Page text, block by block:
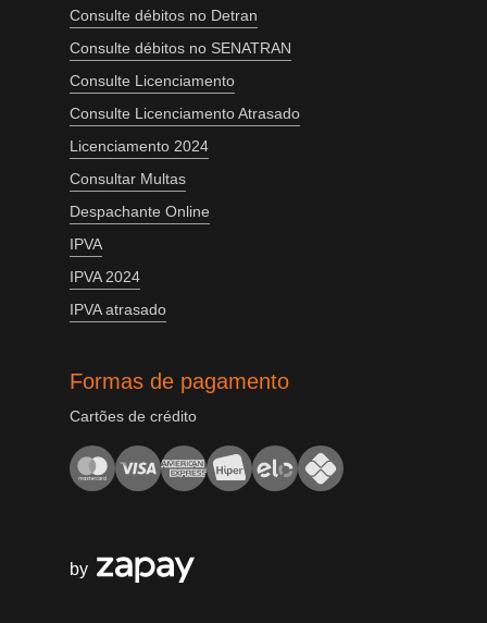
Consulte débitos no Detran
Consulte débitos no SENATRAN
Consulte Licenciamento
Consulte Licenciamento Atrasado
Licenciamento 2024
Consultar Multas
Despachante Online
IPVA
IPVA 2024
IPVA atrasado
Formas de pagamento
Cartões de crédito
by